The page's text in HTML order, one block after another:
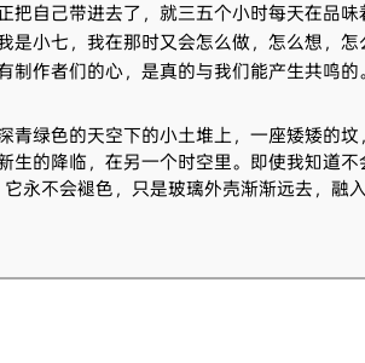
自己带进去了，就三五个小时每天在品味
是小七，我在那时又会怎么做，怎么想，
作者们的心，是真的与我们能产生共鸣的
绿色的天空下的小土堆上，一座矮矮的
的降临，在另一个时空里。即使我知道不
永不会褪色，只是玻璃外壳渐渐远去，融